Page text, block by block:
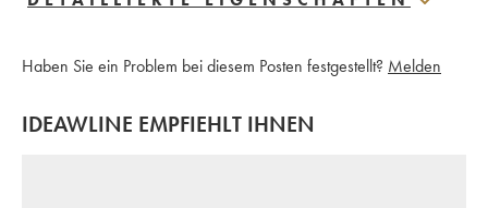
Haben Sie ein Problem bei diesem Posten festgestellt? Melden
IDEAWLINE EMPFIEHLT IHNEN